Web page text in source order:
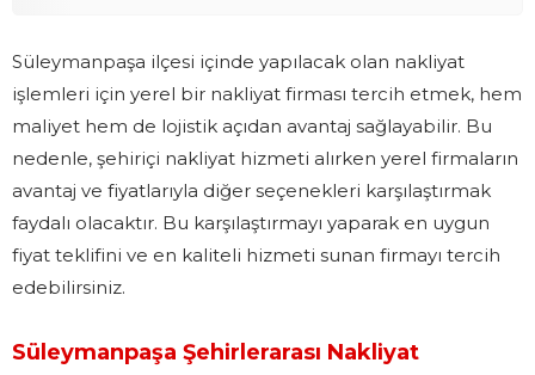
Süleymanpaşa ilçesi içinde yapılacak olan nakliyat
işlemleri için yerel bir nakliyat firması tercih etmek, hem
maliyet hem de lojistik açıdan avantaj sağlayabilir. Bu
nedenle, şehiriçi nakliyat hizmeti alırken yerel firmaların
avantaj ve fiyatlarıyla diğer seçenekleri karşılaştırmak
faydalı olacaktır. Bu karşılaştırmayı yaparak en uygun
fiyat teklifini ve en kaliteli hizmeti sunan firmayı tercih
edebilirsiniz.
Süleymanpaşa Şehirlerarası Nakliyat